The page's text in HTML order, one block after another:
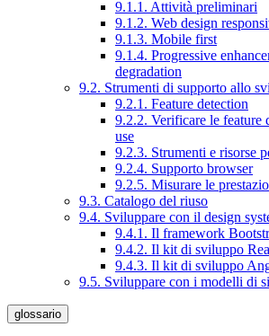
9.1.1. Attività preliminari
9.1.2. Web design
9.1.3. Mobile first
9.1.4. Progressive
degradation
9.2. Strumenti di supporto allo
9.2.1. Feature detection
9.2.2. Verificare le
use
9.2.3. Strumenti e risorse
9.2.4. Supporto browser
9.2.5. Misurare le
9.3. Catalogo del riuso
9.4. Sviluppare con il design
9.4.1. Il framework
9.4.2. Il kit di sviluppo
9.4.3. Il kit di sviluppo
9.5. Sviluppare con i modelli di
glossario